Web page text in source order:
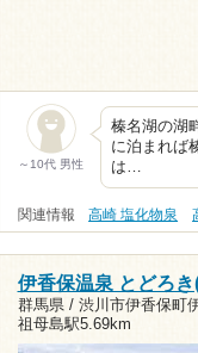
～10代 男性
榛名湖の湖
に泊まれば
は…
関連情報 高崎 塩化物泉
伊香保温泉 とどろ
群馬県 / 渋川市伊香保町
祖母島駅5.69km